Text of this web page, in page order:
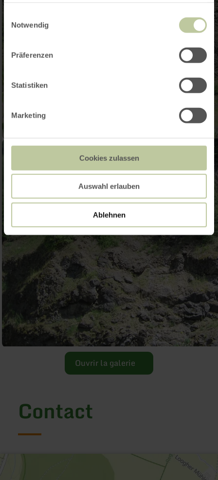
Notwendig
Präferenzen
Statistiken
Marketing
Cookies zulassen
Auswahl erlauben
Ablehnen
Ouvrir la galerie
Contact